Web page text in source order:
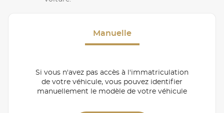
Manuelle
Si vous n'avez pas accès à l'immatriculation
de votre véhicule, vous pouvez identifier
manuellement le modèle de votre véhicule